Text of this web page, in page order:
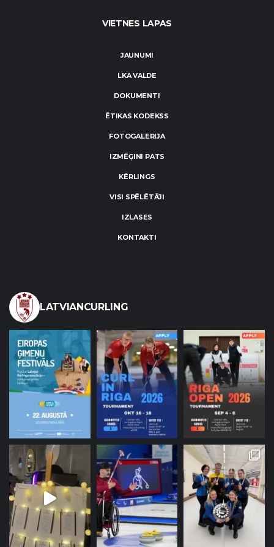
VIETNES LAPAS
JAUNUMI
LKA VALDE
DOKUMENTI
ĒTIKAS KODEKSS
FOTOGALERIJA
IZMĒĢINI PATS
KĒRLINGS
VISI SPĒLĒTĀJI
IZLASES
KONTAKTI
LATVIANCURLING